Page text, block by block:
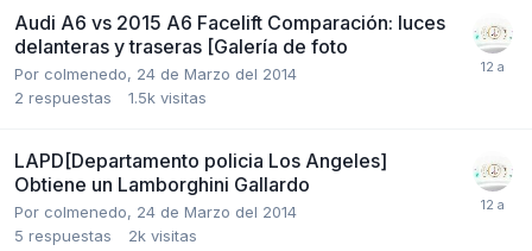
Audi A6 vs 2015 A6 Facelift Comparación: luces
delanteras y traseras [Galería de foto
Por colmenedo, 24 de Marzo del 2014
2 respuestas 1.5k visitas
LAPD[Departamento policia Los Angeles]
Obtiene un Lamborghini Gallardo
Por colmenedo, 24 de Marzo del 2014
5 respuestas 2k visitas